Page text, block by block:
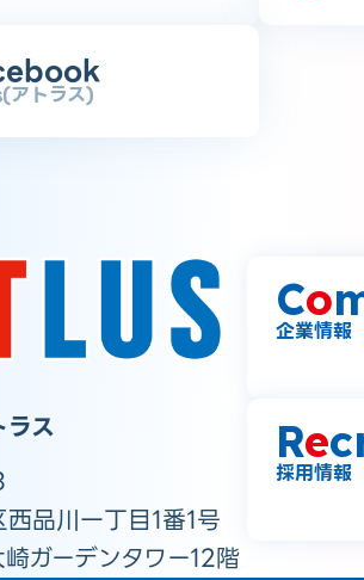
トラス)
ス
品川一丁目1番1号
ガーデンタワー12階
Co
企業情報
Re
採用情報